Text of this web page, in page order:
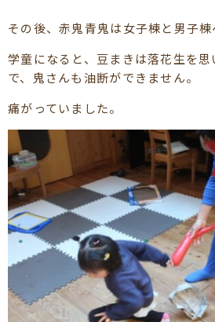
その後、赤鬼青鬼は女子棟と男子棟
学童になると、豆まきは落花生を
で、鬼さんも油断ができません。
痛がっていました。